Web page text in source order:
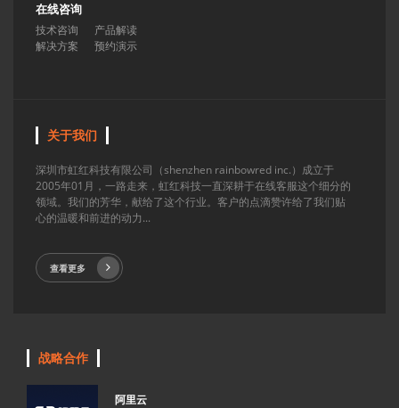
在线咨询
技术咨询
产品解读
解决方案
预约演示
关于我们
深圳市虹红科技有限公司（shenzhen rainbowred inc.）成立于
2005年01月，一路走来，虹红科技一直深耕于在线客服这个细分的
领域。我们的芳华，献给了这个行业。客户的点滴赞许给了我们贴
心的温暖和前进的动力...
查看更多
战略合作
阿里云